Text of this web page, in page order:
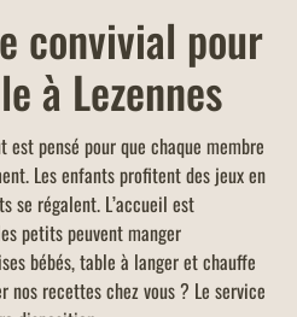
convivial pour
à Lezennes
pensé pour que chaque membre
Les enfants profitent des jeux en
se régalent. L’accueil est
petits peuvent manger
bébés, table à langer et chauffe
nos recettes chez vous ? Le service